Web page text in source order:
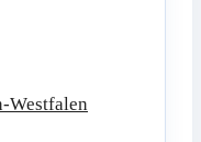
Westfalen